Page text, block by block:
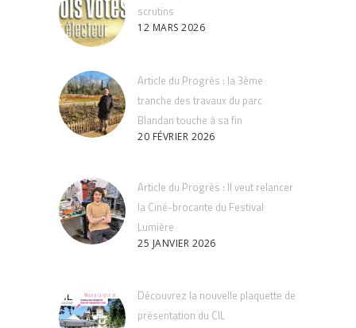
scrutins
12 MARS 2026
Article du Progrès : la 3ème
tranche des travaux du parc
Blandan touche à sa fin
20 FÉVRIER 2026
Article du Progrès : Il veut relancer
la Ciné-brocante du Festival
Lumière
25 JANVIER 2026
Découvrez la nouvelle plaquette de
présentation du CIL